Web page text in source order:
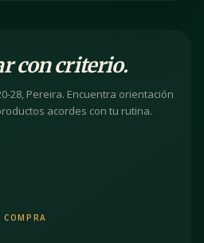
con criterio.
28, Pereira. Encuentra orientación
acordes con tu rutina.
COMPRA